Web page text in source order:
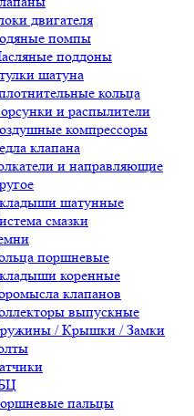
двигателя
помпы
поддоны
шатуна
кольца
и распылители
компрессоры
клапана
и направляющие
шатунные
смазки
поршневые
коренные
клапанов
выпускные
/ Крышки / Замки
пальцы